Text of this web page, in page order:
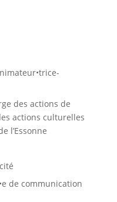
des actions de
actions culturelles
l’Essonne
de communication